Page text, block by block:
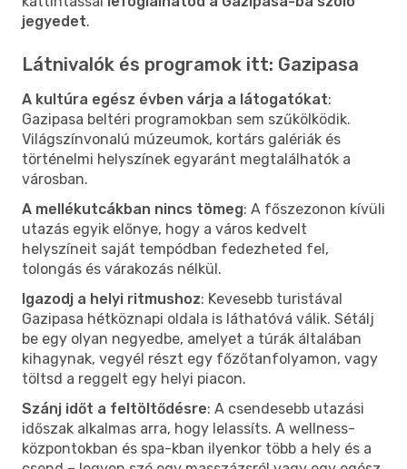
jegyedet.
Látnivalók és programok itt: Gazipasa
A kultúra egész évben várja a látogatókat:
Gazipasa beltéri programokban sem szűkölködik.
Világszínvonalú múzeumok, kortárs galériák és
történelmi helyszínek egyaránt megtalálhatók a
városban.
A mellékutcákban nincs tömeg: A főszezonon kívüli
utazás egyik előnye, hogy a város kedvelt
helyszíneit saját tempódban fedezheted fel,
tolongás és várakozás nélkül.
Igazodj a helyi ritmushoz: Kevesebb turistával
Gazipasa hétköznapi oldala is láthatóvá válik. Sétálj
be egy olyan negyedbe, amelyet a túrák általában
kihagynak, vegyél részt egy főzőtanfolyamon, vagy
töltsd a reggelt egy helyi piacon.
Szánj időt a feltöltődésre: A csendesebb utazási
időszak alkalmas arra, hogy lelassíts. A wellness-
központokban és spa-kban ilyenkor több a hely és a